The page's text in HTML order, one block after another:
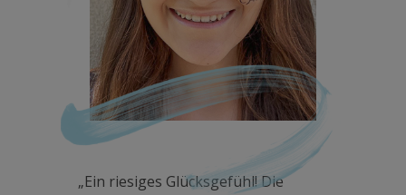
„Ein riesiges Glücksgefühl! Die